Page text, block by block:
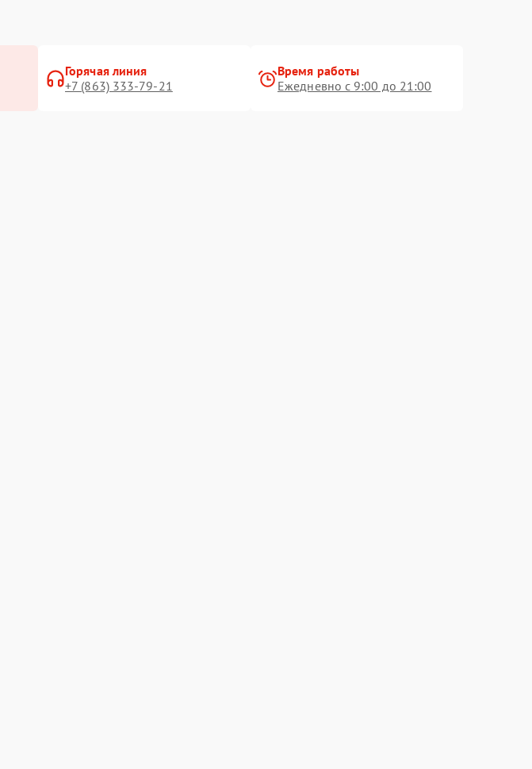
Горячая линия
+7 (863) 333-79-21
Время работы
Ежедневно с 9:00 до 21:00